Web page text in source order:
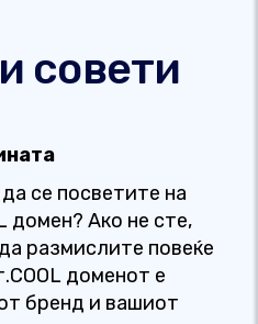
совети
се посветите на
домен? Ако не сте,
размислите повеќе
доменот е
бренд и вашиот